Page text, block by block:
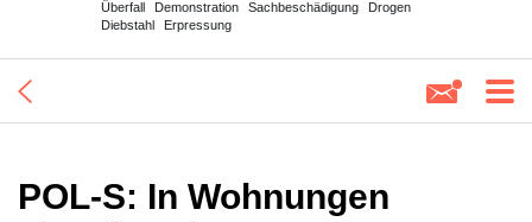
Überfall
Demonstration Sachbeschädigung
Drogen
Diebstahl
Erpressung
POL-S: In Wohnungen